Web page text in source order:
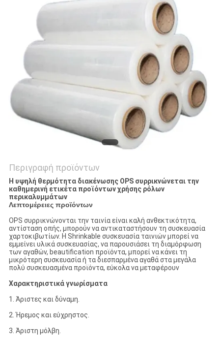
Περιγραφή προϊόντων
Η υψηλή θερμότητα διακένωσης OPS συρρικνώνεται την
καθημερινή ετικέτα προϊόντων χρήσης ρόλων
περικαλυμμάτων
Λεπτομέρειες προϊόντων
OPS συρρικνώνονται την ταινία είναι καλή ανθεκτικότητα,
αντίσταση οπής, μπορούν να αντικαταστήσουν τη συσκευασία
χαρτοκιβωτίων. Η Shrinkable συσκευασία ταινιών μπορεί να
εμμείνει υλικά συσκευασίας, να παρουσιάσει τη διαμόρφωση
των αγαθών, beautification προϊόντα, μπορεί να κάνει τη
μικρότερη συσκευασία ή τα διεσπαρμένα αγαθά στα μεγάλα
πολύ συσκευασμένα προϊόντα, εύκολα να μεταφέρουν
Χαρακτηριστικά γνωρίσματα
1. Άριστες και δύναμη.
2. Ήρεμος και εύχρηστος.
3. Άριστη μόλβη.